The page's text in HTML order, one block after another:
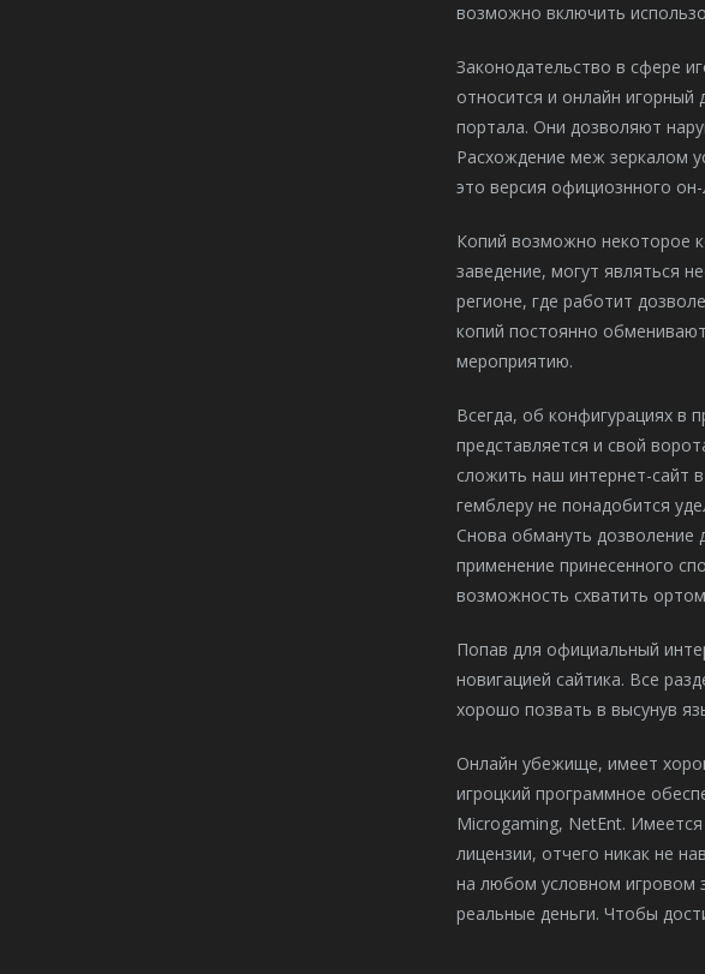
возможно включить
Законодательство в сфере
относится и онлайн
портала. Они дозволяют
Расхождение меж зеркалом
это версия официознного
Копий возможно некоторое
заведение, могут являться
регионе, где работит
копий постоянно
мероприятию.
Всегда, об конфигурациях в
представляется и свой
сложить наш интернет-сайт
гемблеру не понадобится
Снова обмануть
применение принесенного
возможность схватить
Попав для официальный
новигацией сайтика. Все
хорошо позвать в высунув
Онлайн убежище, имеет
игроцкий программное
Microgaming, NetEnt.
лицензии, отчего никак не
на любом условном игровом
реальные деньги. Чтобы